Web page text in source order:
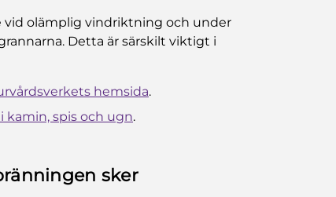
vid olämplig vindriktning och under
Detta är särskilt viktigt i
hemsida.
kamin, spis och ugn.
sker